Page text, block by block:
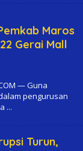
Maros
Gerai Mall
— Guna
pengurusan
Turun,